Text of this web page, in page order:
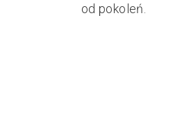
od pokoleń.